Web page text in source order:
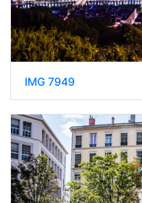
IMG 7949